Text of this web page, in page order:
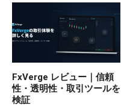
FxVerge レビュー｜信頼
性・透明性・取引ツールを
検証